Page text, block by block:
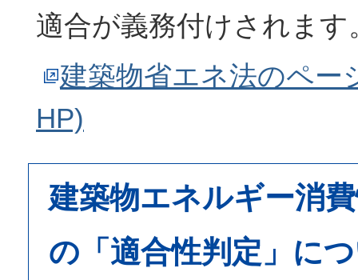
適合が義務付けされます
建築物省エネ法のペー
HP)
建築物エネルギー消
の「適合性判定」に